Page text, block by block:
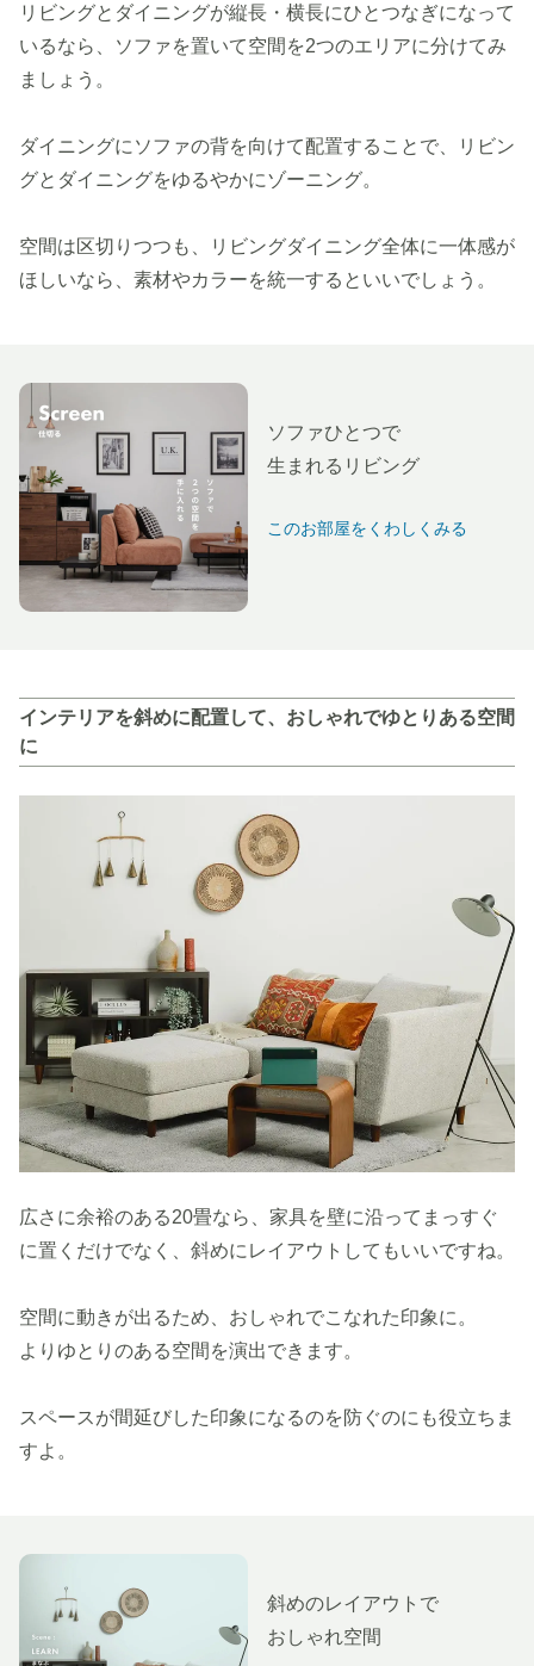
リビングとダイニングが縦長・横長にひとつなぎになって
いるなら、ソファを置いて空間を2つのエリアに分けてみ
ましょう。
ダイニングにソファの背を向けて配置することで、リビン
グとダイニングをゆるやかにゾーニング。
空間は区切りつつも、リビングダイニング全体に一体感が
ほしいなら、素材やカラーを統一するといいでしょう。
ソファひとつで
生まれるリビング
このお部屋をくわしくみる
インテリアを斜めに配置して、おしゃれでゆとりある空間
に
広さに余裕のある20畳なら、家具を壁に沿ってまっすぐ
に置くだけでなく、斜めにレイアウトしてもいいですね。
空間に動きが出るため、おしゃれでこなれた印象に。
よりゆとりのある空間を演出できます。
スペースが間延びした印象になるのを防ぐのにも役立ちま
すよ。
斜めのレイアウトで
おしゃれ空間